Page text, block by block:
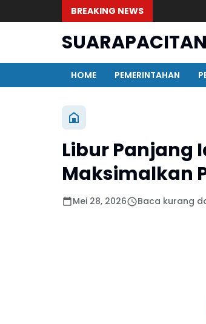
BREAKING NEWS
HOME
PEMERINTAHAN
Libur Panjang
Maksimalkan
Mei 28, 2026 Baca kurang